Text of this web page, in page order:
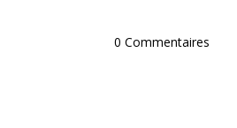
0 Commentaires